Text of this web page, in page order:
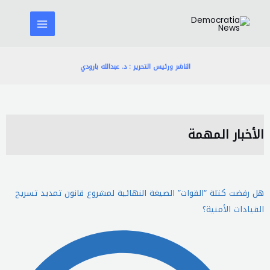
الناشر ورئيس التحرير : د. عبدالله بارودي
الأخبار المهمة
هل رفضت كتلة “القوات” الصيغة النهائية لمشروع قانون تمديد تسريح
القيادات الأمنية؟